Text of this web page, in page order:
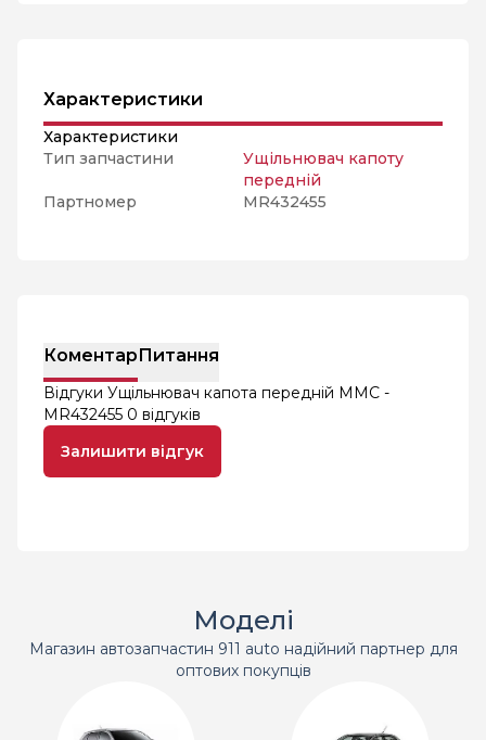
Характеристики
Характеристики
Тип запчастини
Ущільнювач капоту
передній
Партномер
MR432455
КоментарПитання
Відгуки Ущільнювач капота передній MMC -
MR432455 0 відгуків
Залишити відгук
Моделі
Магазин автозапчастин 911 auto надійний партнер для
оптових покупців